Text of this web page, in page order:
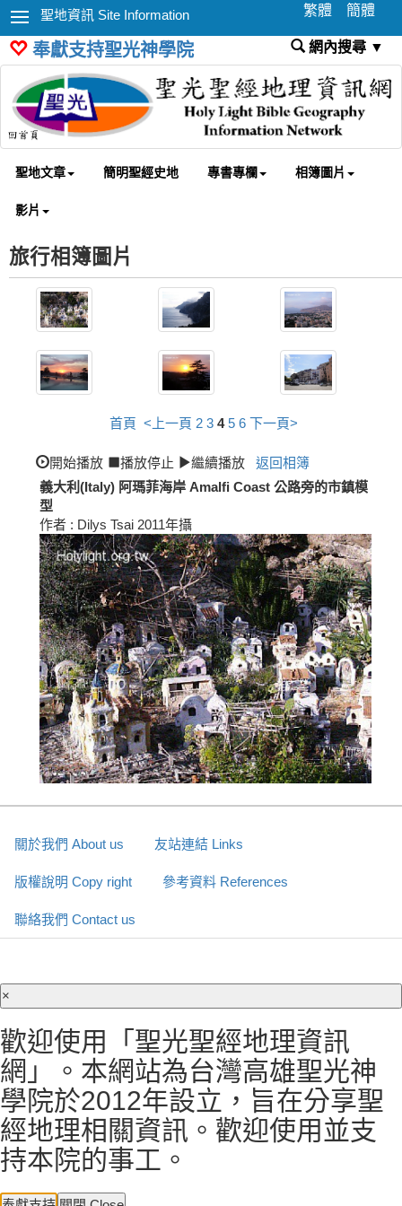
聖地資訊 Site Information 繁體 簡體
奉獻支持聖光神學院 網內搜尋 ▼
聖地文章 簡明聖經史地 專書專欄 相簿圖片
影片
旅行相簿圖片
首頁 <上一頁 2 3 4 5 6 下一頁>
開始播放 播放停止 繼續播放
返回相簿
義大利(Italy) 阿瑪菲海岸 Amalfi Coast 公路旁的市鎮模
型
作者 : Dilys Tsai 2011年攝
關於我們 About us 友站連結 Links
版權說明 Copy right 參考資料 References
聯絡我們 Contact us
×
歡迎使用「聖光聖經地理資訊
網」。本網站為台灣高雄聖光神
學院於2012年設立，旨在分享聖
經地理相關資訊。歡迎使用並支
持本院的事工。